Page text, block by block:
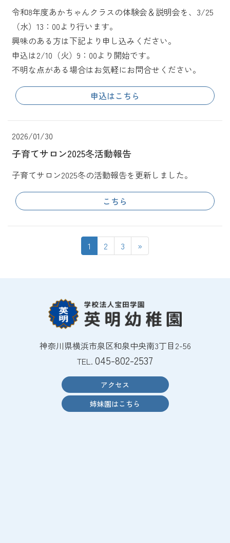
令和8年度あかちゃんクラスの体験会＆説明会を、3/25
（水）13：00より行います。
興味のある方は下記より申し込みください。
申込は2/10（火）9：00より開始です。
不明な点がある場合はお気軽にお問合せください。
申込はこちら
2026/01/30
子育てサロン2025冬活動報告
子育てサロン2025冬の活動報告を更新しました。
こちら
1 2 3 »
神奈川県横浜市泉区和泉中央南3丁目2-56
TEL. 045-802-2537
アクセス
姉妹園はこちら